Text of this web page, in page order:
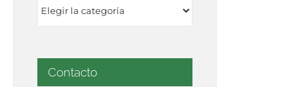
Categorías
Contacto